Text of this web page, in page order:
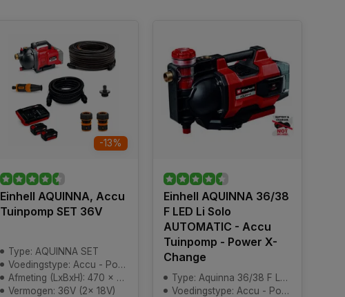
-13%
Einhell AQUINNA, Accu
Tuinpomp SET 36V
Type: AQUINNA SET
Voedingstype: Accu - Power-X-Change
Afmeting (LxBxH): 470 x 282 x 287 mm
Vermogen: 36V (2x 18V)
Einhell AQUINNA 36/38
F LED Li Solo
AUTOMATIC - Accu
Tuinpomp - Power X-
Change
Type: Aquinna 36/38 F LED
Voedingstype: Accu - Power-X-Change